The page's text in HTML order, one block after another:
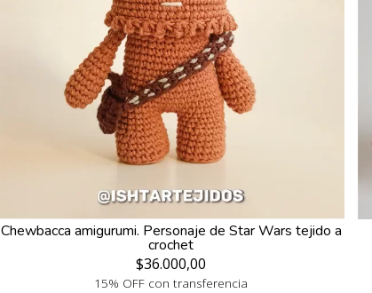
Chewbacca amigurumi. Personaje de Star Wars tejido a
crochet
$36.000,00
15% OFF con transferencia